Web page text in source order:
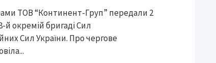
ТОВ “Континент-Груп” передали 2
й окремій бригаді Сил
Сил України. Про чергове